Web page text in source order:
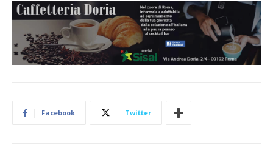
Facebook Twitter